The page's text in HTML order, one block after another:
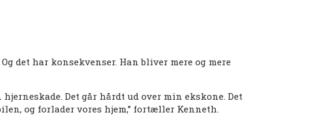
det har konsekvenser. Han bliver mere og mere
Det går hårdt ud over min ekskone. Det
og forlader vores hjem,” fortæller Kenneth.